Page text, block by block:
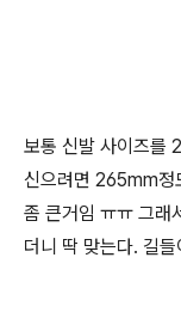
보통 신발 사이즈를
신으려면 265mm정
좀 큰거임 ㅠㅠ 그
더니 딱 맞는다. 길